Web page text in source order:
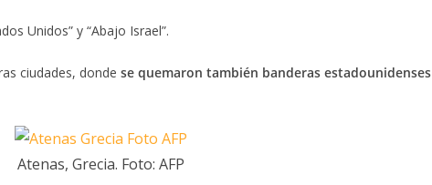
Unidos” y “Abajo Israel”.
ciudades, donde se quemaron también banderas estadounidenses
Atenas, Grecia. Foto: AFP